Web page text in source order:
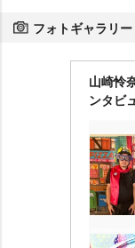
フォトギャラリー
山崎怜
ンタビ